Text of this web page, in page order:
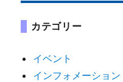
カテゴリー
イベント
インフォメーション